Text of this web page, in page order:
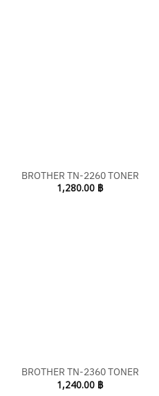
BROTHER TN-2260 TONER
1,280.00 ฿
BROTHER TN-2360 TONER
1,240.00 ฿